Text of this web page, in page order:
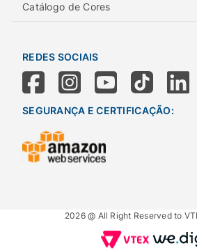
Catálogo de Cores
REDES SOCIAIS
SEGURANÇA E CERTIFICAÇÃO:
2026 @ All Right Reserved to